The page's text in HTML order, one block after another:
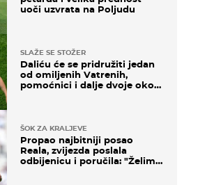
uoči uzvrata na Poljudu
SLAŽE SE STOŽER
Daliću će se pridružiti jedan
od omiljenih Vatrenih,
pomoćnici i dalje dvoje oko
ŠOK ZA KRALJEVE
Propao najbitniji posao
Reala, zvijezda poslala
odbijenicu i poručila: "Želim